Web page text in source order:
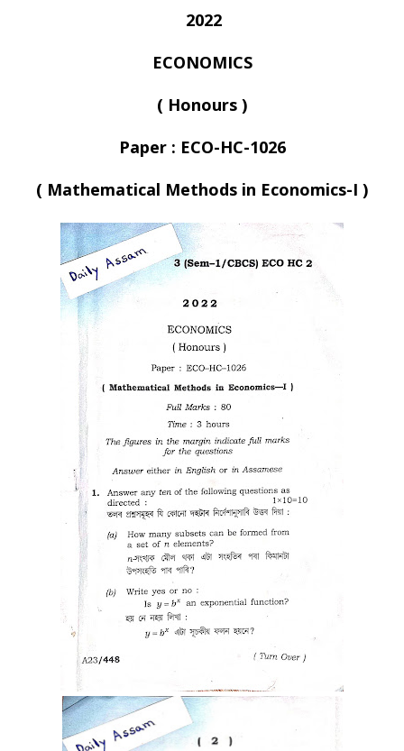
2022
ECONOMICS
( Honours )
Paper : ECO-HC-1026
( Mathematical Methods in Economics-I )